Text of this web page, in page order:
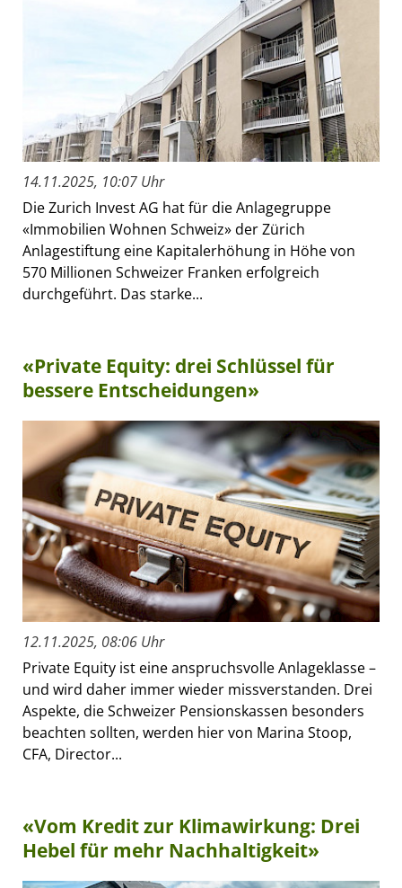
14.11.2025, 10:07 Uhr
Die Zurich Invest AG hat für die Anlagegruppe
«Immobilien Wohnen Schweiz» der Zürich
Anlagestiftung eine Kapitalerhöhung in Höhe von
570 Millionen Schweizer Franken erfolgreich
durchgeführt. Das starke...
«Private Equity: drei Schlüssel für
bessere Entscheidungen»
12.11.2025, 08:06 Uhr
Private Equity ist eine anspruchsvolle Anlageklasse –
und wird daher immer wieder missverstanden. Drei
Aspekte, die Schweizer Pensionskassen besonders
beachten sollten, werden hier von Marina Stoop,
CFA, Director...
«Vom Kredit zur Klimawirkung: Drei
Hebel für mehr Nachhaltigkeit»